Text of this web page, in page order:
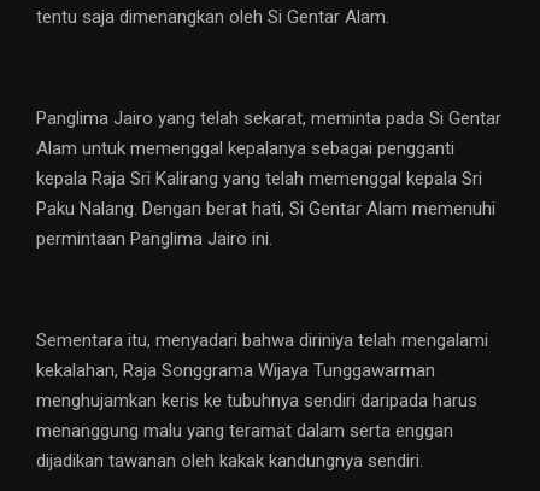
tentu saja dimenangkan oleh Si Gentar Alam.
Panglima Jairo yang telah sekarat, meminta pada Si Gentar
Alam untuk memenggal kepalanya sebagai pengganti
kepala Raja Sri Kalirang yang telah memenggal kepala Sri
Paku Nalang. Dengan berat hati, Si Gentar Alam memenuhi
permintaan Panglima Jairo ini.
Sementara itu, menyadari bahwa diriniya telah mengalami
kekalahan, Raja Songgrama Wijaya Tunggawarman
menghujamkan keris ke tubuhnya sendiri daripada harus
menanggung malu yang teramat dalam serta enggan
dijadikan tawanan oleh kakak kandungnya sendiri.